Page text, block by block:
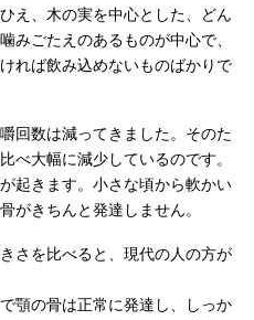
え、木の実を中心とした、どん
みごたえのあるものが中心で、
れば飲み込めないものばかりで
回数は減ってきました。そのた
べ大幅に減少しているのです。
起きます。小さな頃から軟かい
がきちんと発達しません。
さを比べると、現代の人の方が
顎の骨は正常に発達し、しっか